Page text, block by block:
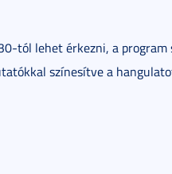
tól lehet érkezni, a
színesítve a